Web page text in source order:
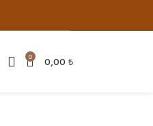
0 0,00 ₺